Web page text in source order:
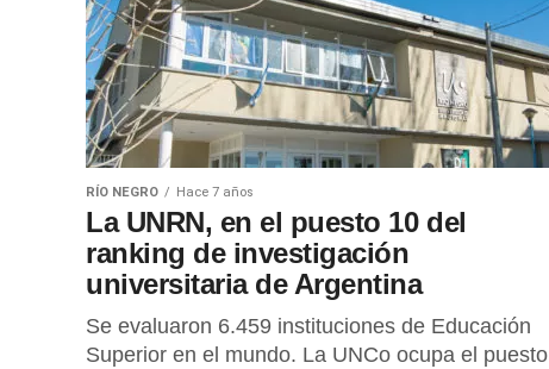
RÍO NEGRO Hace 7 años
La UNRN, en el puesto 10 del
ranking de investigación
universitaria de Argentina
Se evaluaron 6.459 instituciones de Educación
Superior en el mundo. La UNCo ocupa el puesto